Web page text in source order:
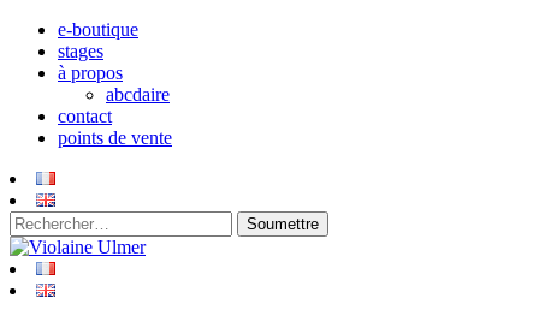
e-boutique
stages
à propos
abcdaire
contact
points de vente